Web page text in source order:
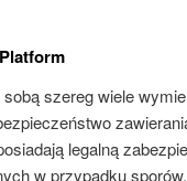
szereg wiele
legalną
w przypadku